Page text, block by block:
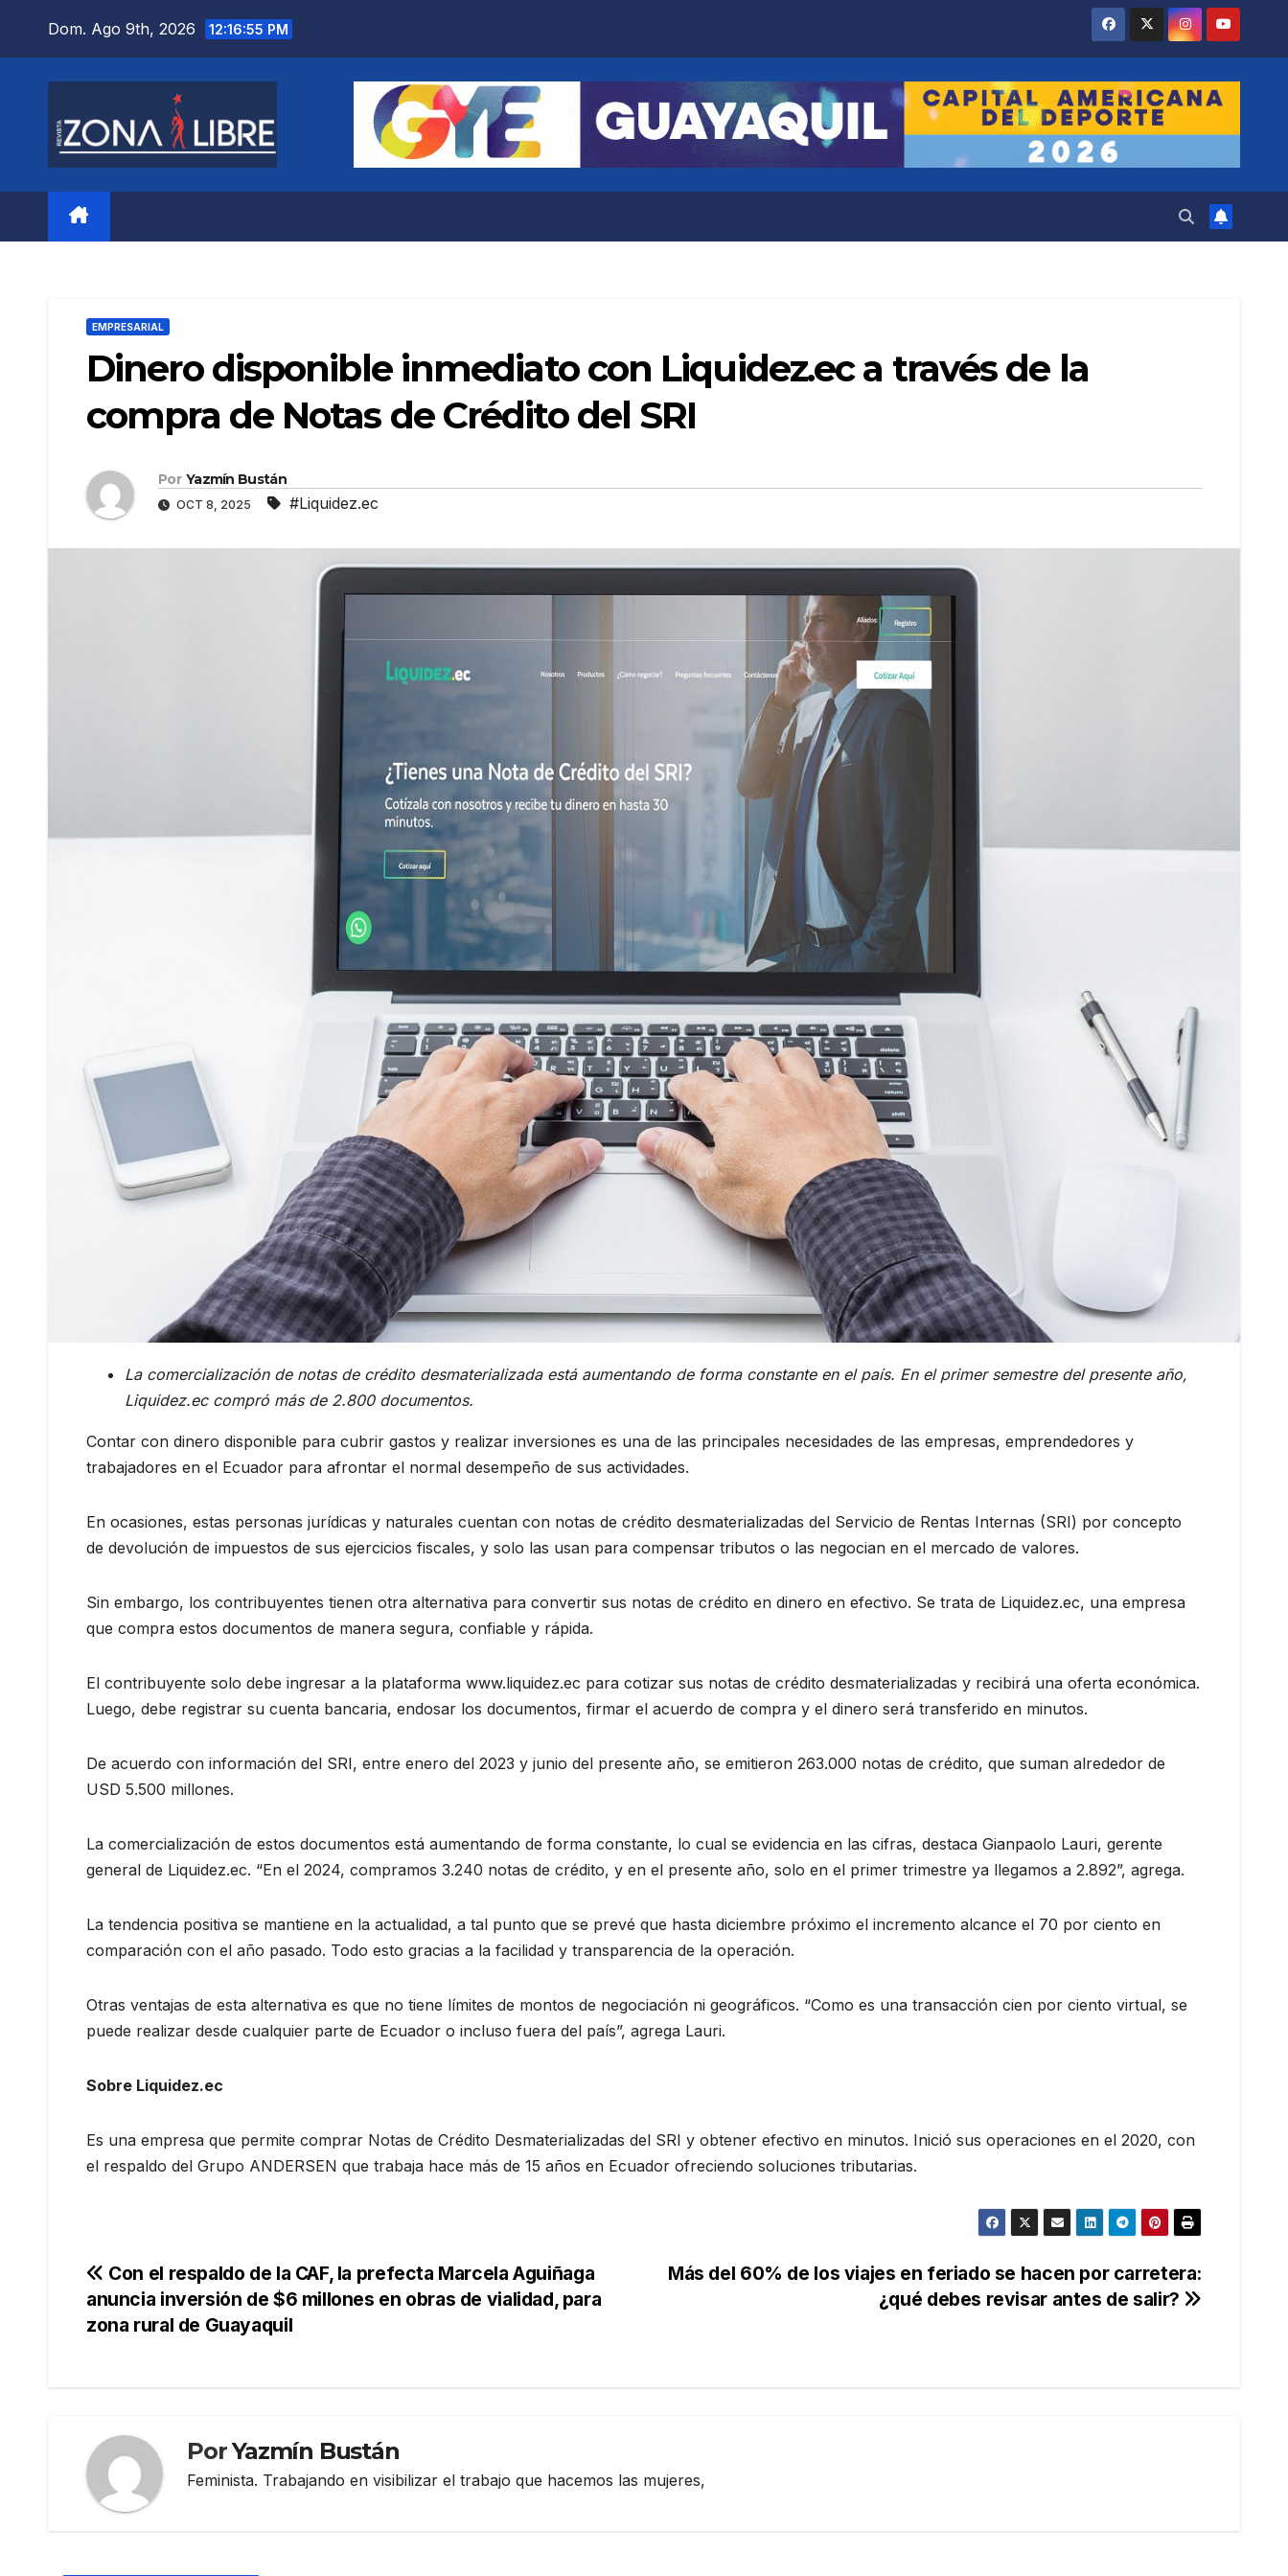
Dom. Ago 9th, 2026 12:16:56 PM
EMPRESARIAL
Dinero disponible inmediato con Liquidez.ec a través de la
compra de Notas de Crédito del SRI
Por Yazmín Bustán
OCT 8, 2025 #Liquidez.ec
La comercialización de notas de crédito desmaterializada está aumentando de forma constante en el país. En el primer semestre del presente año,
Liquidez.ec compró más de 2.800 documentos.
Contar con dinero disponible para cubrir gastos y realizar inversiones es una de las principales necesidades de las empresas, emprendedores y
trabajadores en el Ecuador para afrontar el normal desempeño de sus actividades.
En ocasiones, estas personas jurídicas y naturales cuentan con notas de crédito desmaterializadas del Servicio de Rentas Internas (SRI) por concepto
de devolución de impuestos de sus ejercicios fiscales, y solo las usan para compensar tributos o las negocian en el mercado de valores.
Sin embargo, los contribuyentes tienen otra alternativa para convertir sus notas de crédito en dinero en efectivo. Se trata de Liquidez.ec, una empresa
que compra estos documentos de manera segura, confiable y rápida.
El contribuyente solo debe ingresar a la plataforma www.liquidez.ec para cotizar sus notas de crédito desmaterializadas y recibirá una oferta económica.
Luego, debe registrar su cuenta bancaria, endosar los documentos, firmar el acuerdo de compra y el dinero será transferido en minutos.
De acuerdo con información del SRI, entre enero del 2023 y junio del presente año, se emitieron 263.000 notas de crédito, que suman alrededor de
USD 5.500 millones.
La comercialización de estos documentos está aumentando de forma constante, lo cual se evidencia en las cifras, destaca Gianpaolo Lauri, gerente
general de Liquidez.ec. “En el 2024, compramos 3.240 notas de crédito, y en el presente año, solo en el primer trimestre ya llegamos a 2.892”, agrega.
La tendencia positiva se mantiene en la actualidad, a tal punto que se prevé que hasta diciembre próximo el incremento alcance el 70 por ciento en
comparación con el año pasado. Todo esto gracias a la facilidad y transparencia de la operación.
Otras ventajas de esta alternativa es que no tiene límites de montos de negociación ni geográficos. “Como es una transacción cien por ciento virtual, se
puede realizar desde cualquier parte de Ecuador o incluso fuera del país”, agrega Lauri.
Sobre Liquidez.ec
Es una empresa que permite comprar Notas de Crédito Desmaterializadas del SRI y obtener efectivo en minutos. Inició sus operaciones en el 2020, con
el respaldo del Grupo ANDERSEN que trabaja hace más de 15 años en Ecuador ofreciendo soluciones tributarias.
Navegación
de
Más del 60% de los viajes en feriado se hacen por carretera:
¿qué debes revisar antes de salir?
Con el respaldo de la CAF, la prefecta Marcela Aguiñaga
anuncia inversión de $6 millones en obras de vialidad, para
zona rural de Guayaquil
PorYazmín Bustán
Feminista. Trabajando en visibilizar el trabajo que hacemos las mujeres,